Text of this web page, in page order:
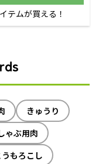
テムが買える！
きゅうり
ゃぶ用肉
うもろこし